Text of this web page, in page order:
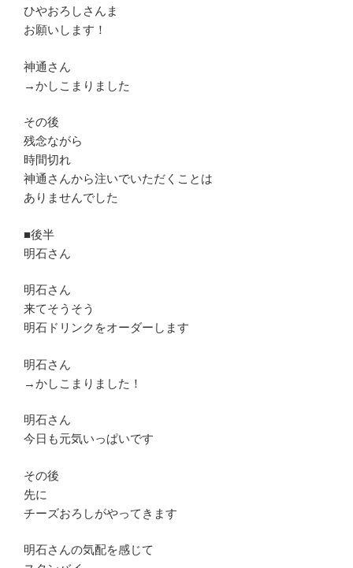
ひやおろしさんま
お願いします！
神通さん
→かしこまりました
その後
残念ながら
時間切れ
神通さんから注いでいただくことは
ありませんでした
■後半
明石さん
明石さん
来てそうそう
明石ドリンクをオーダーします
明石さん
→かしこまりました！
明石さん
今日も元気いっぱいです
その後
先に
チーズおろしがやってきます
明石さんの気配を感じて